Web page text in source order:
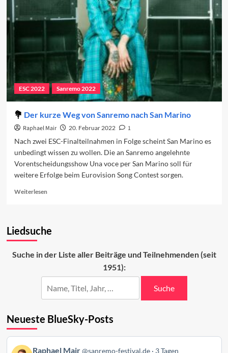
dritten
2026
ESC 2022 Sanremo 2022
Der kurze Weg von Sanremo nach San Marino
Raphael Mair 20. Februar 2022
1
Nach zwei ESC-Finalteilnahmen in Folge scheint San Marino es
unbedingt wissen zu wollen. Die an Sanremo angelehnte
Vorentscheidungsshow Una voce per San Marino soll für
weitere Erfolge beim Eurovision Song Contest sorgen.
WeiterlesenRead
kurze
Sanremo
San
Marino
Liedsuche
Suche in der Liste aller Beiträge und Teilnehmenden (seit
1951):
Suche
Neueste BlueSky-Posts
BeitragRaphael Mair @sanremo-festival.de 3 Tagen